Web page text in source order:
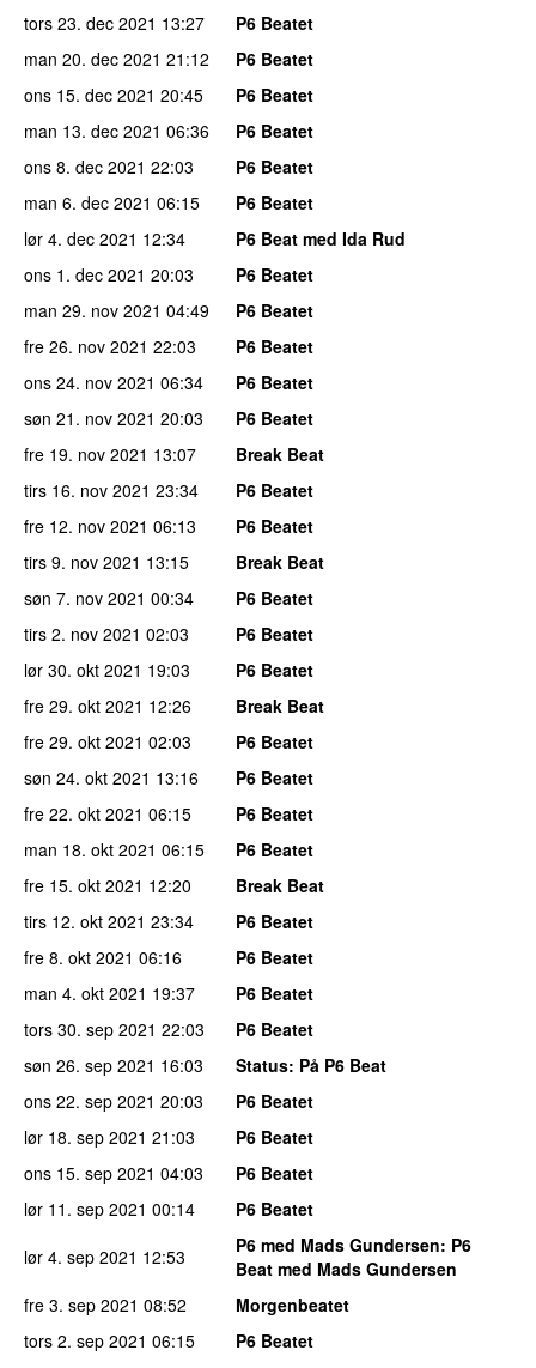
tors 23. dec 2021 13:27
P6 Beatet
man 20. dec 2021 21:12
P6 Beatet
ons 15. dec 2021 20:45
P6 Beatet
man 13. dec 2021 06:36
P6 Beatet
ons 8. dec 2021 22:03
P6 Beatet
man 6. dec 2021 06:15
P6 Beatet
lør 4. dec 2021 12:34
P6 Beat med Ida Rud
ons 1. dec 2021 20:03
P6 Beatet
man 29. nov 2021 04:49
P6 Beatet
fre 26. nov 2021 22:03
P6 Beatet
ons 24. nov 2021 06:34
P6 Beatet
søn 21. nov 2021 20:03
P6 Beatet
fre 19. nov 2021 13:07
Break Beat
tirs 16. nov 2021 23:34
P6 Beatet
fre 12. nov 2021 06:13
P6 Beatet
tirs 9. nov 2021 13:15
Break Beat
søn 7. nov 2021 00:34
P6 Beatet
tirs 2. nov 2021 02:03
P6 Beatet
lør 30. okt 2021 19:03
P6 Beatet
fre 29. okt 2021 12:26
Break Beat
fre 29. okt 2021 02:03
P6 Beatet
søn 24. okt 2021 13:16
P6 Beatet
fre 22. okt 2021 06:15
P6 Beatet
man 18. okt 2021 06:15
P6 Beatet
fre 15. okt 2021 12:20
Break Beat
tirs 12. okt 2021 23:34
P6 Beatet
fre 8. okt 2021 06:16
P6 Beatet
man 4. okt 2021 19:37
P6 Beatet
tors 30. sep 2021 22:03
P6 Beatet
søn 26. sep 2021 16:03 Status: På P6 Beat
ons 22. sep 2021 20:03
P6 Beatet
lør 18. sep 2021 21:03
P6 Beatet
ons 15. sep 2021 04:03
P6 Beatet
lør 11. sep 2021 00:14
P6 Beatet
lør 4. sep 2021 12:53 P6 med Mads Gundersen: P6
Beat med Mads Gundersen
fre 3. sep 2021 08:52
Morgenbeatet
tors 2. sep 2021 06:15
P6 Beatet